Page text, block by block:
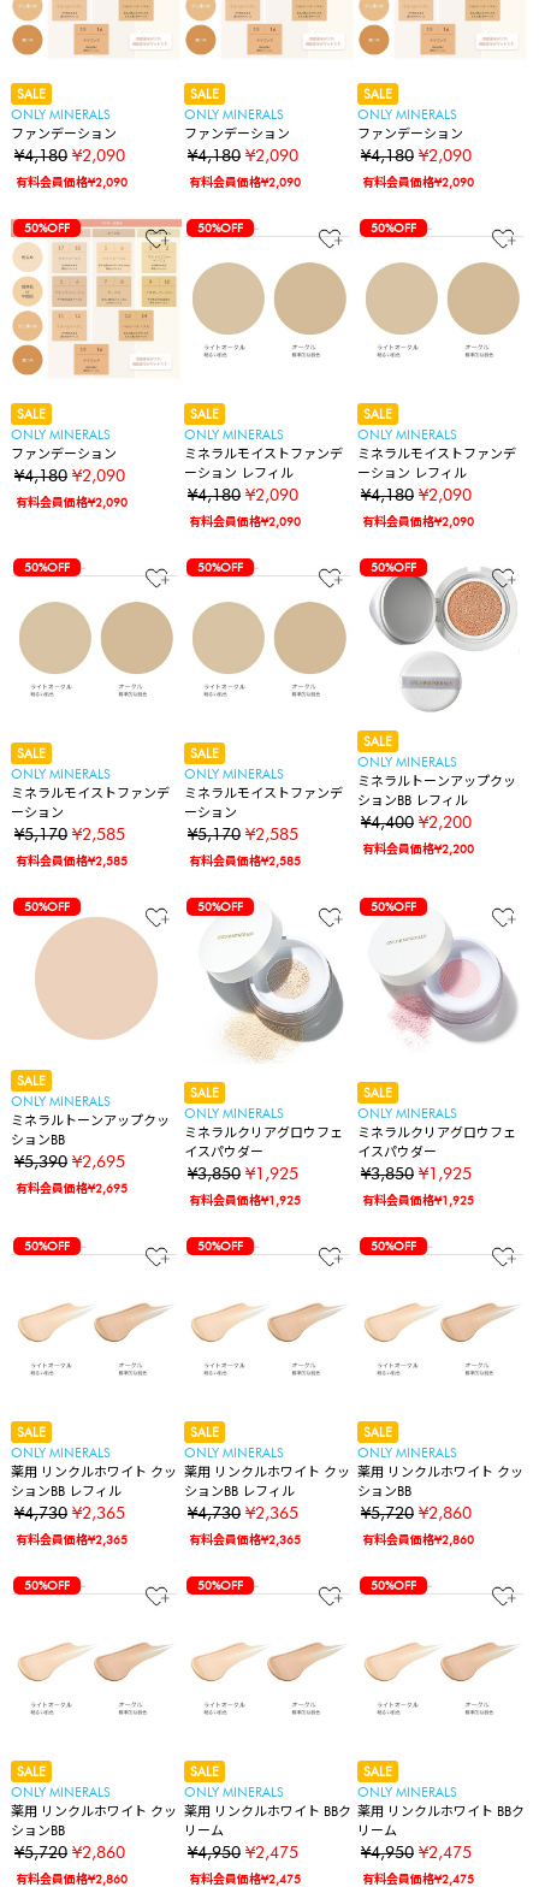
SALE
ONLY MINERALS
ファンデーション
¥4,180 ¥2,090
有料会員価格¥2,090
SALE
ONLY MINERALS
ファンデーション
¥4,180 ¥2,090
有料会員価格¥2,090
SALE
ONLY MINERALS
ファンデーション
¥4,180 ¥2,090
有料会員価格¥2,090
50%OFF
SALE
ONLY MINERALS
ファンデーション
¥4,180 ¥2,090
有料会員価格¥2,090
50%OFF
SALE
ONLY MINERALS
ミネラルモイストファンデ
ーション レフィル
¥4,180 ¥2,090
有料会員価格¥2,090
50%OFF
SALE
ONLY MINERALS
ミネラルモイストファンデ
ーション レフィル
¥4,180 ¥2,090
有料会員価格¥2,090
50%OFF
SALE
ONLY MINERALS
ミネラルモイストファンデ
ーション
¥5,170 ¥2,585
有料会員価格¥2,585
50%OFF
SALE
ONLY MINERALS
ミネラルモイストファンデ
ーション
¥5,170 ¥2,585
有料会員価格¥2,585
50%OFF
SALE
ONLY MINERALS
ミネラルトーンアップクッ
ションBB レフィル
¥4,400 ¥2,200
有料会員価格¥2,200
50%OFF
SALE
ONLY MINERALS
ミネラルトーンアップクッ
ションBB
¥5,390 ¥2,695
有料会員価格¥2,695
50%OFF
SALE
ONLY MINERALS
ミネラルクリアグロウフェ
イスパウダー
¥3,850 ¥1,925
有料会員価格¥1,925
50%OFF
SALE
ONLY MINERALS
ミネラルクリアグロウフェ
イスパウダー
¥3,850 ¥1,925
有料会員価格¥1,925
50%OFF
SALE
ONLY MINERALS
薬用 リンクルホワイト クッ
ションBB レフィル
¥4,730 ¥2,365
有料会員価格¥2,365
50%OFF
SALE
ONLY MINERALS
薬用 リンクルホワイト クッ
ションBB レフィル
¥4,730 ¥2,365
有料会員価格¥2,365
50%OFF
SALE
ONLY MINERALS
薬用 リンクルホワイト クッ
ションBB
¥5,720 ¥2,860
有料会員価格¥2,860
50%OFF
SALE
ONLY MINERALS
薬用 リンクルホワイト クッ
ションBB
¥5,720 ¥2,860
有料会員価格¥2,860
50%OFF
SALE
ONLY MINERALS
薬用 リンクルホワイト BBク
リーム
¥4,950 ¥2,475
有料会員価格¥2,475
50%OFF
SALE
ONLY MINERALS
薬用 リンクルホワイト BBク
リーム
¥4,950 ¥2,475
有料会員価格¥2,475